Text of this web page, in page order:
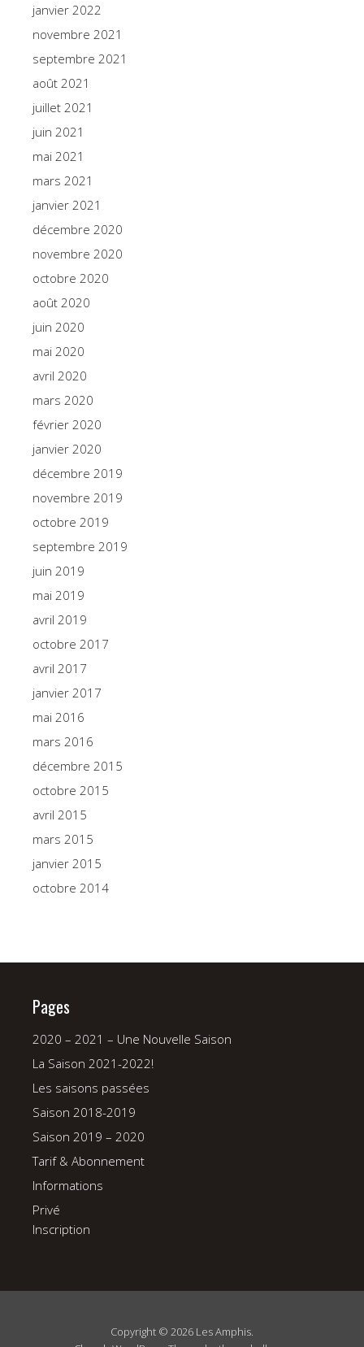
janvier 2022
novembre 2021
septembre 2021
août 2021
juillet 2021
juin 2021
mai 2021
mars 2021
janvier 2021
décembre 2020
novembre 2020
octobre 2020
août 2020
juin 2020
mai 2020
avril 2020
mars 2020
février 2020
janvier 2020
décembre 2019
novembre 2019
octobre 2019
septembre 2019
juin 2019
mai 2019
avril 2019
octobre 2017
avril 2017
janvier 2017
mai 2016
mars 2016
décembre 2015
octobre 2015
avril 2015
mars 2015
janvier 2015
octobre 2014
Pages
2020 – 2021 – Une Nouvelle Saison
La Saison 2021-2022!
Les saisons passées
Saison 2018-2019
Saison 2019 – 2020
Tarif & Abonnement
Informations
Privé
Inscription
Copyright © 2026 Les Amphis.